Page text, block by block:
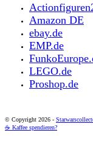
Amazon DE
ebay.de
EMP.de
LEGO.de
Proshop.de
© Copyright 2026 -
☕ Kaffee spendieren?